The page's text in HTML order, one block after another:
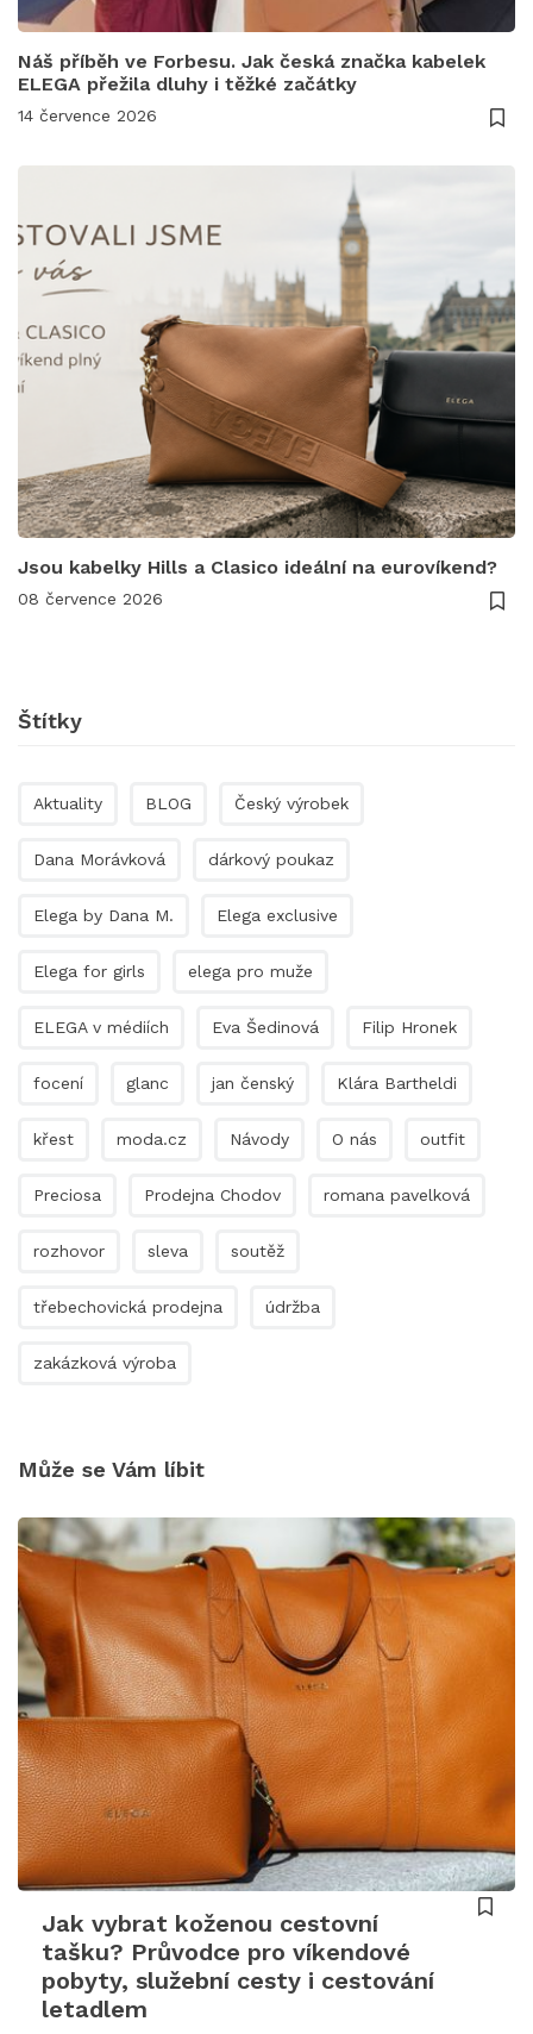
Náš příběh ve Forbesu. Jak česká značka kabelek
ELEGA přežila dluhy i těžké začátky
14 července 2026
Jsou kabelky Hills a Clasico ideální na eurovíkend?
08 července 2026
Štítky
Aktuality BLOG Český výrobek
Dana Morávková dárkový poukaz
Elega by Dana M. Elega exclusive
Elega for girls elega pro muže
ELEGA v médiích Eva Šedinová Filip Hronek
focení glanc jan čenský Klára Bartheldi
křest moda.cz Návody O nás outfit
Preciosa Prodejna Chodov romana pavelková
rozhovor sleva soutěž
třebechovická prodejna údržba
zakázková výroba
Může se Vám líbit
Jak vybrat koženou cestovní
tašku? Průvodce pro víkendové
pobyty, služební cesty i cestování
letadlem